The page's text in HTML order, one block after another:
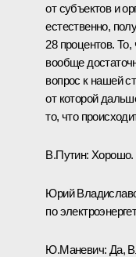
от субъектов и
естественно,
28 процентов.
вообще
вопрос к нашей
от которой
то, что
В.Путин: Хорошо.
Юрий
по
Ю.Маневич: Да,